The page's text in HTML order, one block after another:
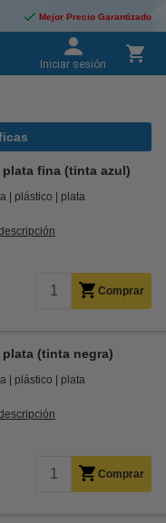
Mejor Precio Garantizado
Iniciar sesión
fina (tinta azul)
plástico plata
Comprar
(tinta negra)
plástico plata
Comprar